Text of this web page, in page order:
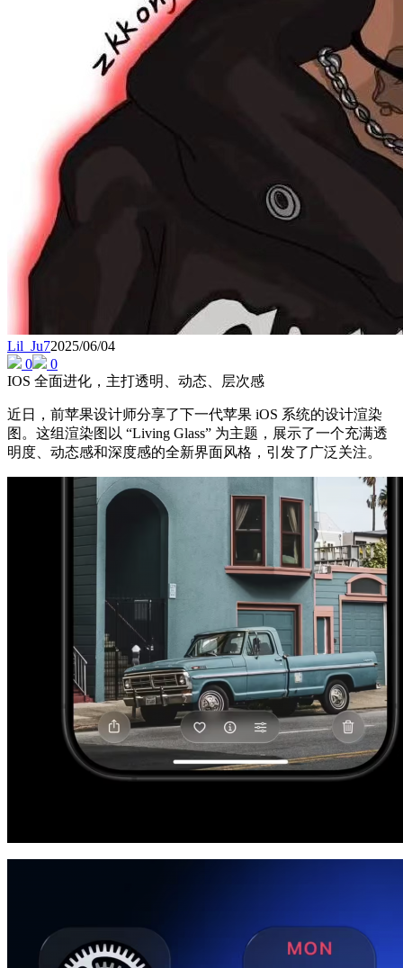
Lil_Ju72025/06/04
0
0
IOS 全面进化，主打透明、动态、层次感
近日，前苹果设计师分享了下一代苹果 iOS 系统的设计渲染
图。这组渲染图以 “Living Glass” 为主题，展示了一个充满透
明度、动态感和深度感的全新界面风格，引发了广泛关注。